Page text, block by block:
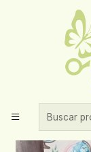
Aproveite